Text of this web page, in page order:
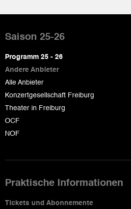
de
page
Saison 25-26
Programm 25 - 26
Andere Anbieter
Alle Anbieter
Konzertgesellschaft Freiburg
Theater in Freiburg
OCF
NOF
Praktische Informationen
Tickets und Abonnemente